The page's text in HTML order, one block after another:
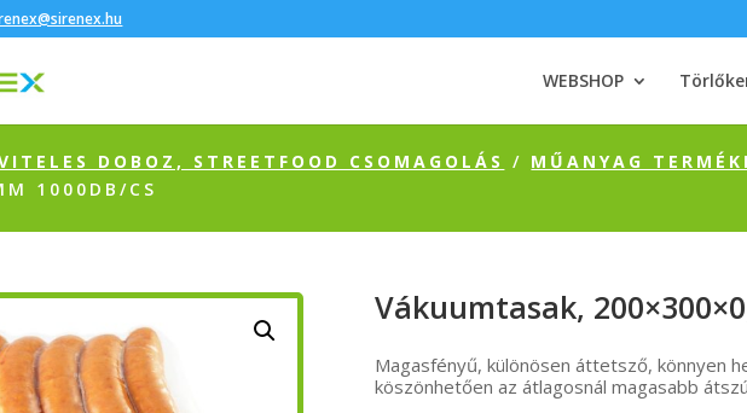
WEBSHOP
DOBOZ, STREETFOOD CSOMAGOLÁS / MŰANYAG
1000DB/CS
Vákuumtasak,
Magasfényű, különösen áttetsző, könnyen
köszönhetően az átlagosnál magasabb